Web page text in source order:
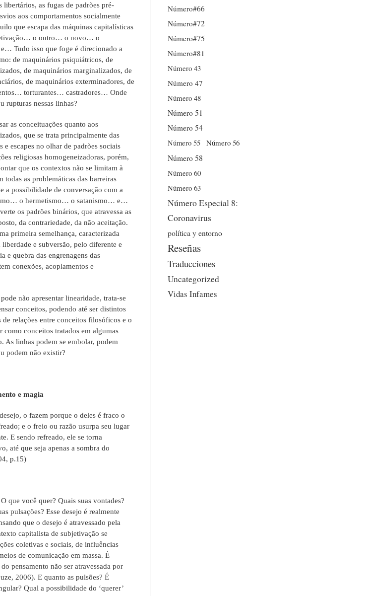
libertários, as fugas de padrões pré-
aos comportamentos socialmente
que escapa das máquinas capitalísticas
o outro… o novo… o
Tudo isso que foge é direcionado a
de maquinários psiquiátricos, de
de maquinários marginalizados, de
de maquinários exterminadores, de
torturantes… castradores… Onde
rupturas nessas linhas?
as conceituações quanto aos
que se trata principalmente das
e escapes no olhar de padrões sociais
religiosas homogeneizadoras, porém,
que os contextos não se limitam à
todas as problemáticas das barreiras
a possibilidade de conversação com a
o hermetismo… o satanismo… e…
os padrões binários, que atravessa as
da contrariedade, da não aceitação.
primeira semelhança, caracterizada
e subversão, pelo diferente e
e quebra das engrenagens das
conexões, acoplamentos e
não apresentar linearidade, trata-se
conceitos, podendo até ser distintos
de relações entre conceitos filosóficos e o
como conceitos tratados em algumas
As linhas podem se embolar, podem
podem não existir?
e magia
o fazem porque o deles é fraco o
e o freio ou razão usurpa seu lugar
E sendo refreado, ele se torna
até que seja apenas a sombra do
p.15)
que você quer? Quais suas vontades?
pulsações? Esse desejo é realmente
que o desejo é atravessado pela
capitalista de subjetivação se
coletivas e sociais, de influências
de comunicação em massa. É
pensamento não ser atravessada por
2006). E quanto as pulsões? É
Qual a possibilidade do ‘querer’
Número#66
Número#72
Número#75
Número#81
Número 43
Número 47
Número 48
Número 51
Número 54
Número 55
Número 56
Número 58
Número 60
Número 63
Número Especial 8:
Coronavirus
política y entorno
Reseñas
Traducciones
Uncategorized
Vidas Infames